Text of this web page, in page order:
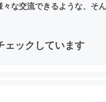
な交流できるような、そ
ェックしています